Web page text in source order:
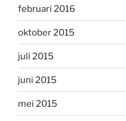
februari 2016
oktober 2015
juli 2015
juni 2015
mei 2015